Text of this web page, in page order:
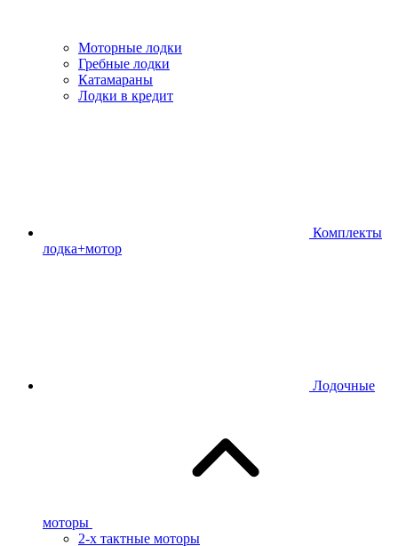
Моторные лодки
Гребные лодки
Катамараны
Лодки в кредит
Комплекты
лодка+мотор
Лодочные
моторы
2-х тактные моторы